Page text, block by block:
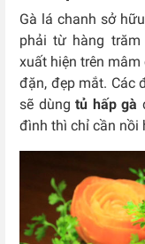
Gà lá chanh sở
phải từ hàng
xuất hiện trên
đặn, đẹp mắt. Các
sẽ dùng tủ hấp gà
đình thì chỉ cần nồi